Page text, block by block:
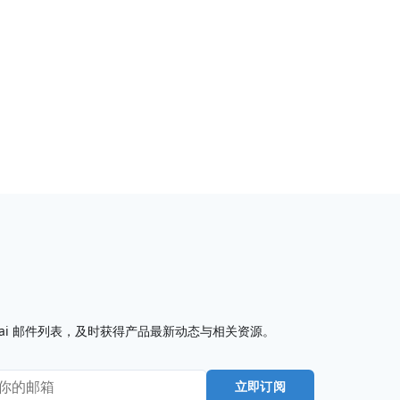
邮件列表，及时获得产品最新动态与相关资源。
立即订阅